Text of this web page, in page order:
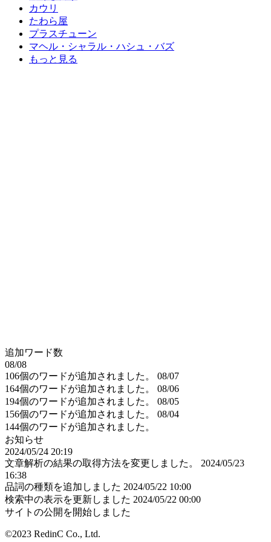
カウリ
たわら屋
プラスチューン
マヘル・シャラル・ハシュ・バズ
もっと見る
追加ワード数
08/08
106個のワードが追加されました。
08/07
164個のワードが追加されました。
08/06
194個のワードが追加されました。
08/05
156個のワードが追加されました。
08/04
144個のワードが追加されました。
お知らせ
2024/05/24 20:19
文章解析の結果の取得方法を変更しました。
2024/05/23
16:38
品詞の種類を追加しました 2024/05/22 10:00
検索中の表示を更新しました 2024/05/22 00:00
サイトの公開を開始しました
©2023 RedinC Co., Ltd.